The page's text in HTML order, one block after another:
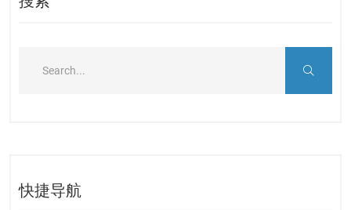
快捷导航